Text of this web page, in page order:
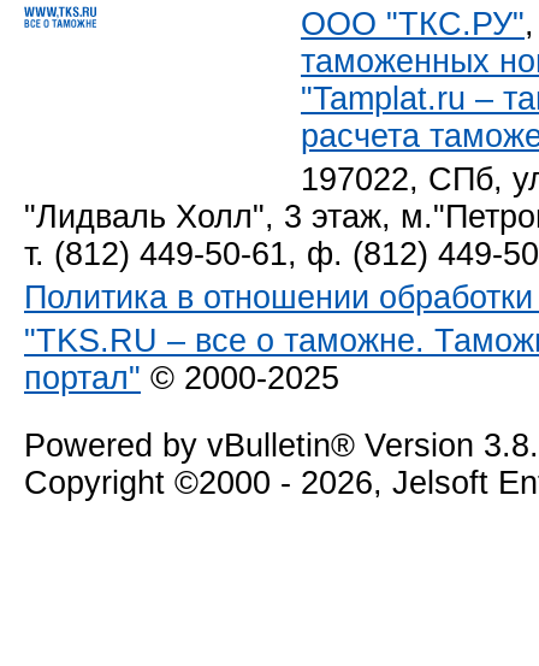
ООО "ТКС.РУ"
таможенных
"Tamplat.ru –
расчета
197022, СПб,
"Лидваль Холл", 3 этаж,
т. (812) 449-50-61, ф. (812) 449-
Политика в отношении
"TKS.RU – все о таможне.
портал" © 2000-2025
Powered by vBulletin® Version
Copyright ©2000 - 2026, Jelsoft